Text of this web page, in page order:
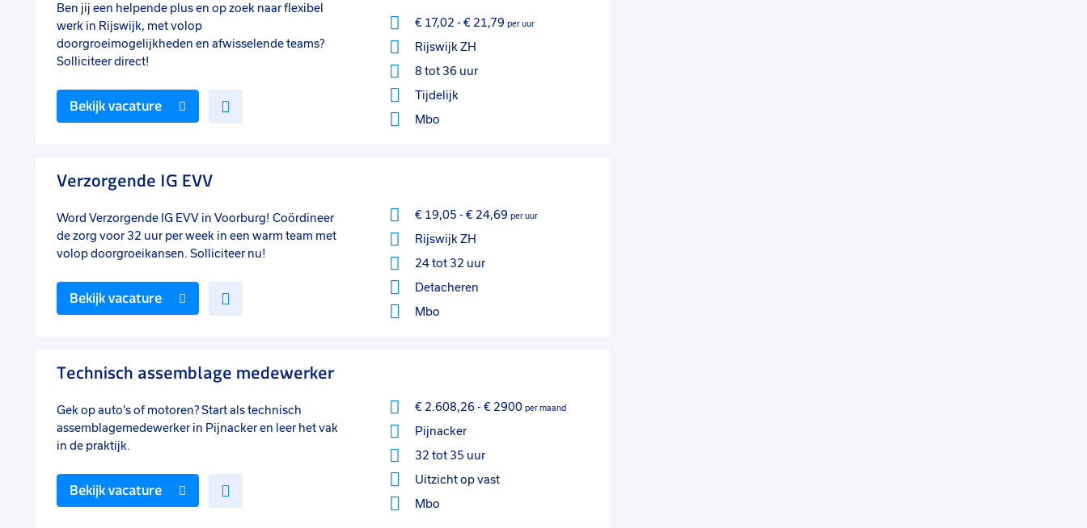
Ben jij een helpende plus en op zoek naar flexibel
werk in Rijswijk, met volop
doorgroeimogelijkheden en afwisselende teams?
Solliciteer direct!
€ 17,02 - € 21,79 per uur
Rijswijk ZH
8 tot 36 uur
Tijdelijk
Mbo
Bekijk vacature
Verzorgende IG EVV
Word Verzorgende IG EVV in Voorburg! Coördineer
de zorg voor 32 uur per week in een warm team met
volop doorgroeikansen. Solliciteer nu!
€ 19,05 - € 24,69 per uur
Rijswijk ZH
24 tot 32 uur
Detacheren
Mbo
Bekijk vacature
Technisch assemblage medewerker
Gek op auto's of motoren? Start als technisch
assemblagemedewerker in Pijnacker en leer het vak
in de praktijk.
€ 2.608,26- € 2900 per maand
Pijnacker
32 tot 35 uur
Uitzicht op vast
Mbo
Bekijk vacature